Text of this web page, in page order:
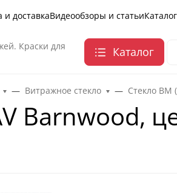
и доставкаВидеообзоры и статьи
Краски для
Каталог
Витражное стекло Стекло ВМ
Barnwood,